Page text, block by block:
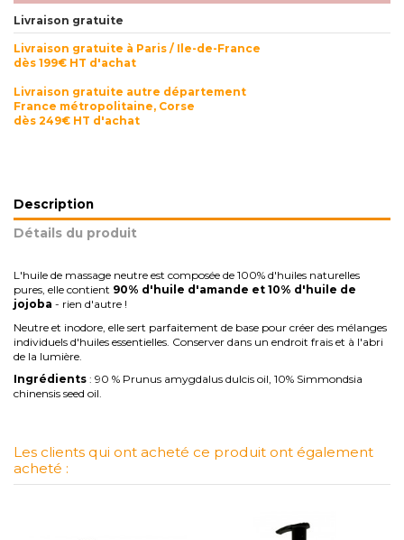
Livraison gratuite
Livraison gratuite à Paris / Ile-de-France
dès 199€ HT d'achat
Livraison gratuite autre département
France métropolitaine, Corse
dès 249€ HT d'achat
Description
Détails du produit
L'huile de massage neutre est composée de 100% d'huiles naturelles
pures, elle contient 90% d'huile d'amande et 10% d'huile de
jojoba - rien d'autre !
Neutre et inodore, elle sert parfaitement de base pour créer des mélanges
individuels d'huiles essentielles. Conserver dans un endroit frais et à l'abri
de la lumière.
Ingrédients : 90 % Prunus amygdalus dulcis oil, 10% Simmondsia
chinensis seed oil.
Les clients qui ont acheté ce produit ont également
acheté :